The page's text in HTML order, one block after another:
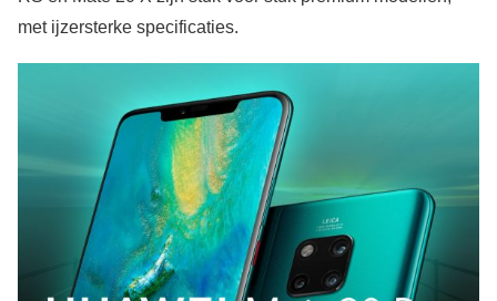
met ijzersterke specificaties.